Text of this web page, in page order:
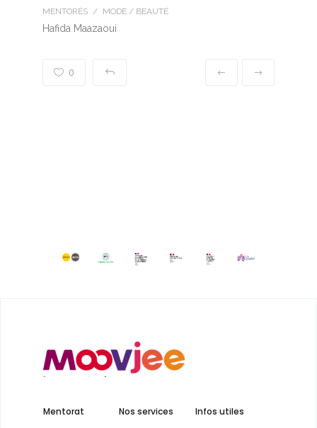
MENTORÉS / MODE / BEAUTÉ
Hafida Maazaoui
0
Mentorat Nos services Infos utiles